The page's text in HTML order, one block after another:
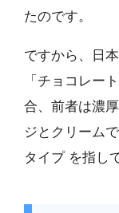
たのです。
ですから、日
「チョコレー
合、前者は濃
ジとクリーム
タイプ を指し